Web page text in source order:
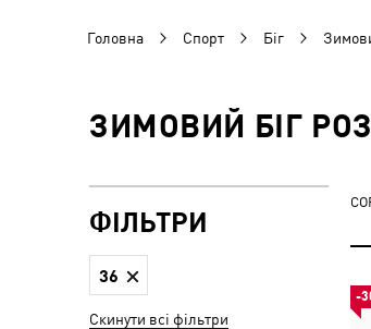
Головна Спорт Біг
ЗИМОВИЙ БІГ
-
ФІЛЬТРИ
36
Скинути всі фільтри